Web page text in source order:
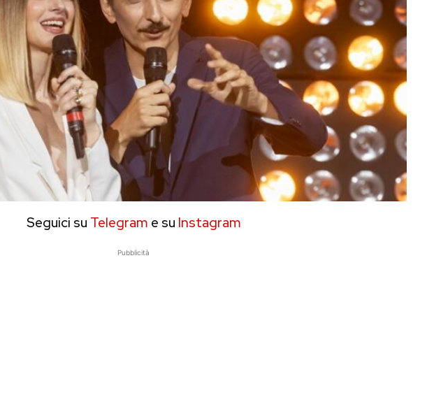
Seguici su Telegram e su Instagram
Pubblicità